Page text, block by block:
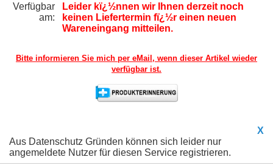
Verfügbar
am:
Leider kï¿½nnen wir Ihnen derzeit noch
keinen Liefertermin fï¿½r einen neuen
Wareneingang mitteilen.
Bitte informieren Sie mich per eMail, wenn dieser Artikel wieder
verfügbar ist.
X
Aus Datenschutz Gründen können sich leider nur
angemeldete Nutzer für diesen Service registrieren.